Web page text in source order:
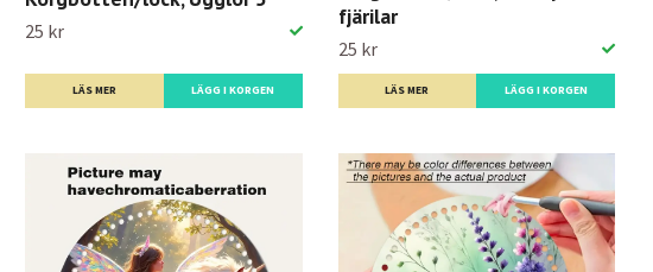
25 kr
LÄS MER LÄGG I KORGEN
fjärilar
25 kr
LÄS MER LÄGG I KORGEN